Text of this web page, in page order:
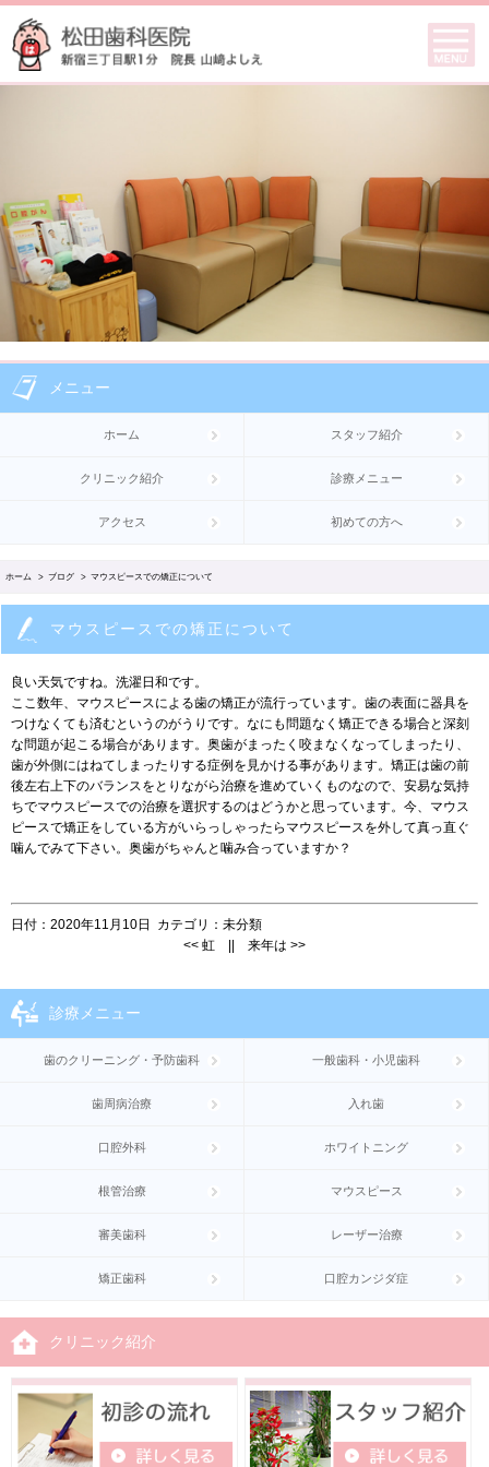
メニュー
ホーム
クリニック紹介
アクセス
スタッフ紹介
診療メニュー
初めての方へ
ホーム > ブログ > マウスピースでの矯正について
マウスピースでの矯正について
良い天気ですね。洗濯日和です。
ここ数年、マウスピースによる歯の矯正が流行っています。歯の表面に器具を
つけなくても済むというのがうりです。なにも問題なく矯正できる場合と深刻
な問題が起こる場合があります。奥歯がまったく咬まなくなってしまったり、
歯が外側にはねてしまったりする症例を見かける事があります。矯正は歯の前
後左右上下のバランスをとりながら治療を進めていくものなので、安易な気持
ちでマウスピースでの治療を選択するのはどうかと思っています。今、マウス
ピースで矯正をしている方がいらっしゃったらマウスピースを外して真っ直ぐ
噛んでみて下さい。奥歯がちゃんと噛み合っていますか？
日付： 2020年11月10日 カテゴリ： 未分類
<< 虹 来年は >>
診療メニュー
歯のクリーニング・予防歯科
歯周病治療
口腔外科
根管治療
審美歯科
矯正歯科
一般歯科・小児歯科
入れ歯
ホワイトニング
マウスピース
レーザー治療
口腔カンジダ症
クリニック紹介